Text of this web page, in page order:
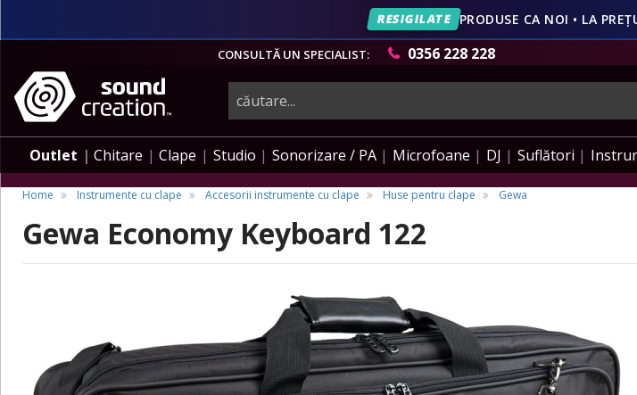
RESIGILATE PRODUSE CA NOI • LA
CONSULTĂ UN SPECIALIST:
0356 228 228
instrumente
muzicale,
echipamente
pro-
Outlet Chitare Clape Studio Sonorizare / PA Microfoane DJ Suflători
Home Instrumente cu clape Accesorii instrumente cu clape Huse pentru clape Gewa
Gewa Economy Keyboard 122